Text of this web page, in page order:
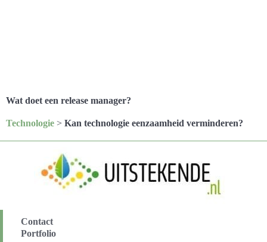
Wat doet een release manager?
Technologie > Kan technologie eenzaamheid verminderen?
Contact
Portfolio